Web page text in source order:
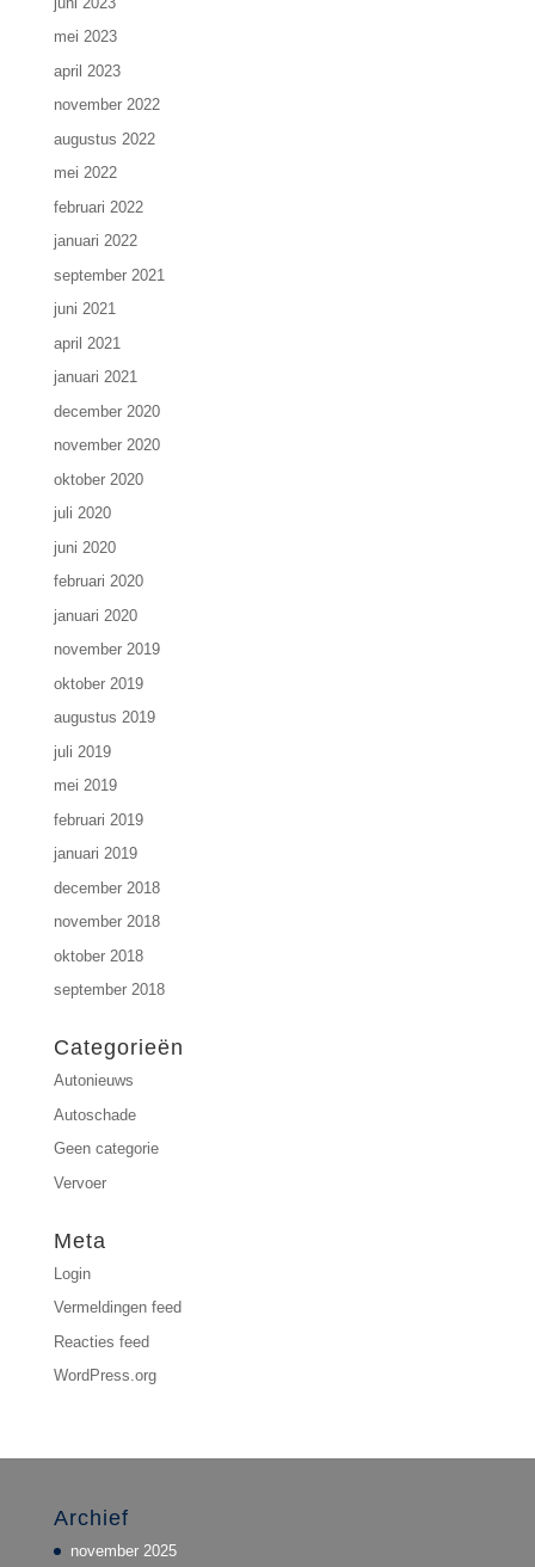
mei 2023
april 2023
november 2022
augustus 2022
mei 2022
februari 2022
januari 2022
september 2021
juni 2021
april 2021
januari 2021
december 2020
november 2020
oktober 2020
juli 2020
juni 2020
februari 2020
januari 2020
november 2019
oktober 2019
augustus 2019
juli 2019
mei 2019
februari 2019
januari 2019
december 2018
november 2018
oktober 2018
september 2018
Categorieën
Autonieuws
Autoschade
Geen categorie
Vervoer
Meta
Login
Vermeldingen feed
Reacties feed
WordPress.org
Archief
november 2025